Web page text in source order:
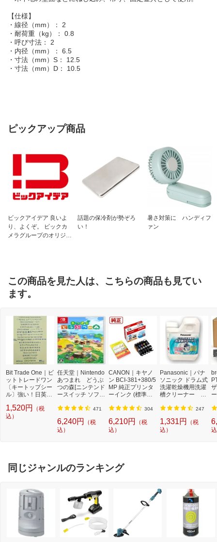
【仕様】
・線径（mm）： 2
・耐荷重（kg）： 0.8
・呼び寸法： 2
・内径（mm）： 6.5
・寸法（mm）S： 12.5
・寸法（mm）D： 10.5
ピックアップ商品
ビックアイデア 良いよ
り、よくぞ。 ビックカ
メラグループのオリジナ
話題の保冷剤が勢ぞろ
い！
暑さ対策に ハンディフ
ァン
この商品を見た人は、こちらの商品も見てい
ます。
Bit Trade One｜ビ
ットトレードワン
〔キートップシー
ル〕強い！日英対
プシールセット ブ
ルー DYKTSBL
1,520円
（税
込）
任天堂｜Nintendo
あつまれ どうぶ
つの森[ニンテンド
ースイッチ ソフ
471
6,240円
（税
込）
CANON｜キヤノ
ン BCI-381+380/5
MP 純正プリンタ
ーインク (標準容
3813805MP] 304
6,210円
（税
込）
Panasonic｜パナ
ソニック ドラム式
洗濯乾燥機用洗濯
槽クリーナー N-
機 洗浄 洗剤 750m
247
1,331円
（税
込）
T
同じジャンルのランキング